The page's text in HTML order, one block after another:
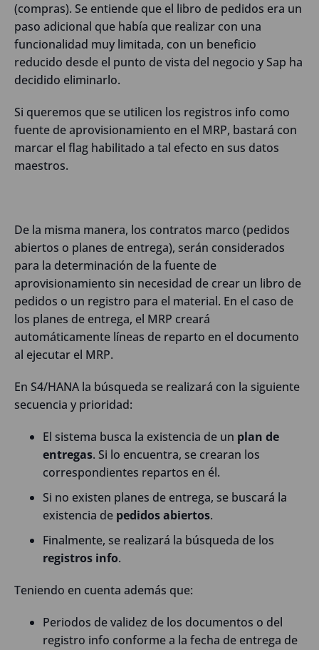
(compras). Se entiende que el libro de pedidos era un
paso adicional que había que realizar con una
funcionalidad muy limitada, con un beneficio
reducido desde el punto de vista del negocio y Sap ha
decidido eliminarlo.
Si queremos que se utilicen los registros info como
fuente de aprovisionamiento en el MRP, bastará con
marcar el flag habilitado a tal efecto en sus datos
maestros.
De la misma manera, los contratos marco (pedidos
abiertos o planes de entrega), serán considerados
para la determinación de la fuente de
aprovisionamiento sin necesidad de crear un libro de
pedidos o un registro para el material. En el caso de
los planes de entrega, el MRP creará
automáticamente líneas de reparto en el documento
al ejecutar el MRP.
En S4/HANA la búsqueda se realizará con la siguiente
secuencia y prioridad:
El sistema busca la existencia de un plan de
entregas. Si lo encuentra, se crearan los
correspondientes repartos en él.
Si no existen planes de entrega, se buscará la
existencia de pedidos abiertos.
Finalmente, se realizará la búsqueda de los
registros info.
Teniendo en cuenta además que:
Periodos de validez de los documentos o del
registro info conforme a la fecha de entrega de